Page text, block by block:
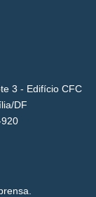
3 - Edifício CFC
DF